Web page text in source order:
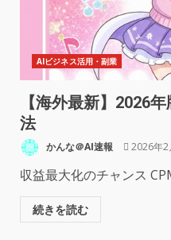
AIビジネス活用・副業
【海外最新】2026
法
かんな＠AI速報 2026年2
収益最大化のチャンス
続きを読む